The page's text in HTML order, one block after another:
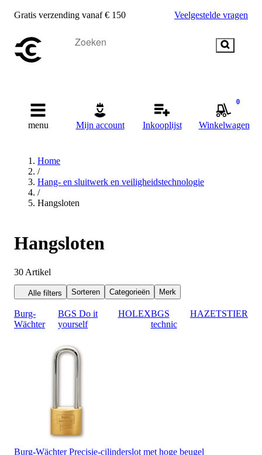
Gratis verzending vanaf € 150 Veelgestelde vragen
menu Mijn account Inkooplijst
0
Winkelwagen
Home
/
Hang- en sluitwerk en veiligheidstechnologie
/
Hangsloten
Hangsloten
30 Artikel
Alle filters Sorteren Categorieën Merk
Burg-
Wächter
BGS Do it
yourself
HOLEXBGS
technic
HAZETSTIER
Burg-Wächter Precisie-cilinderslot met hoge beugel